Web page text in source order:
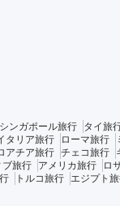
シンガポール旅行 タイ旅
タリア旅行 ローマ旅行
アチア旅行 チェコ旅行
ブ旅行 アメリカ旅行 ロ
トルコ旅行 エジプト